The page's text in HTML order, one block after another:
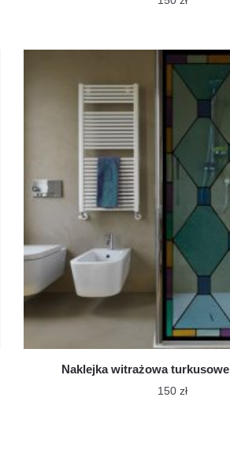
Naklejka witrażowa
150zł